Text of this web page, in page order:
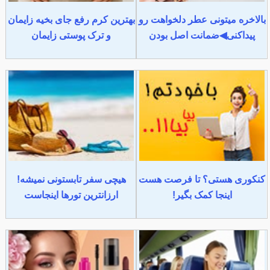
بالاخره میتونی عطر دلخواهت رو
پیداکنی◀ضمانت اصل بودن
بهترین کرم رفع جای بخیه زایمان
و ترک پوستی زایمان
کنکوری هستی؟ تا فرصت هست
اینجا کمک بگیر!
هیچی سفر تابستونی نمیشه!
ارزانترین تورها اینجاست